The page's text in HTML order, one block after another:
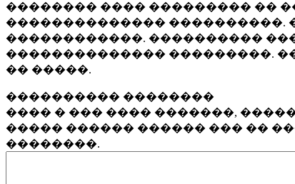
�������� ���� ��������� ��
�������������� ����������.
������������. ����������
�������������� ���������.
�� �����.
���������� ��������
���� � ��� ���� �������,
����� ������ ������ ��� ��
��������.